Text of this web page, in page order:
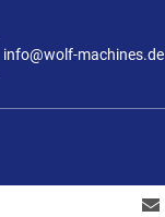
info@wolf-machines.de